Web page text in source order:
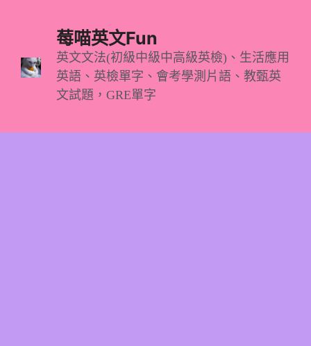
莓喵英文Fun
英文文法(初級中級中高級英檢)、生活應用
英語、英檢單字、會考學測片語、教甄英
文試題，GRE單字